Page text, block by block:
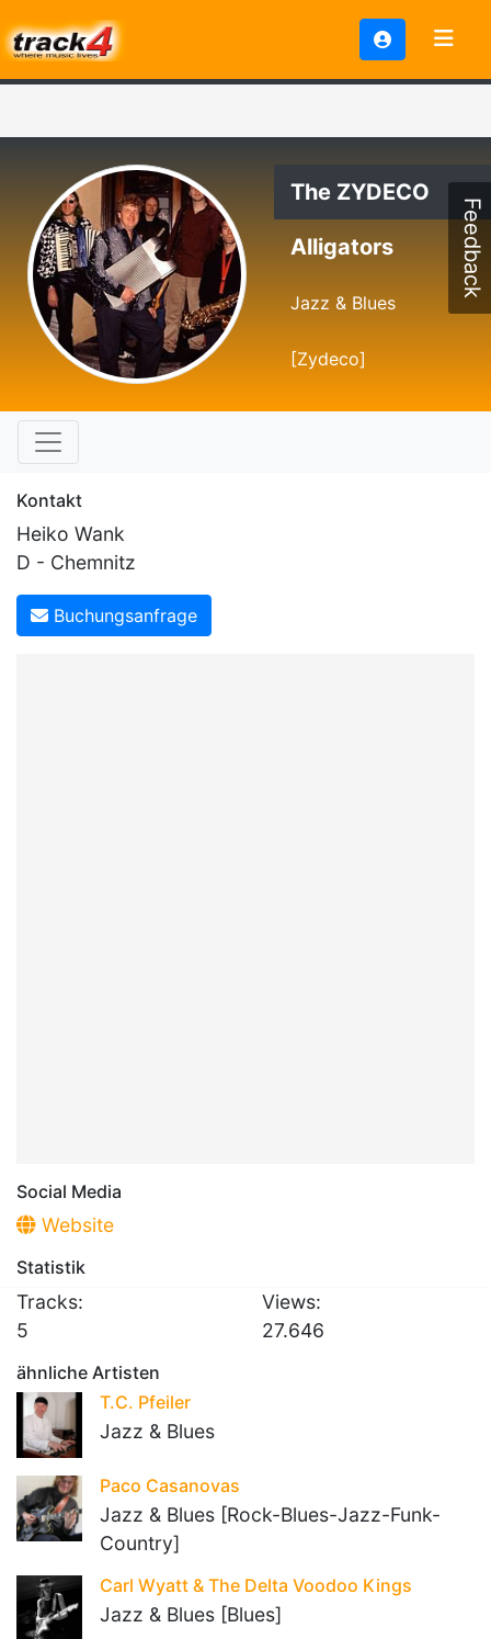
The ZYDECO
Alligators
Jazz & Blues
[Zydeco]
Kontakt
Heiko Wank
D - Chemnitz
Buchungsanfrage
Social Media
Website
Statistik
Tracks:
5
Views:
27.646
ähnliche Artisten
T.C. Pfeiler
Jazz & Blues
Paco Casanovas
Jazz & Blues [Rock-Blues-Jazz-Funk-
Country]
Carl Wyatt & The Delta Voodoo Kings
Jazz & Blues [Blues]
Feedback